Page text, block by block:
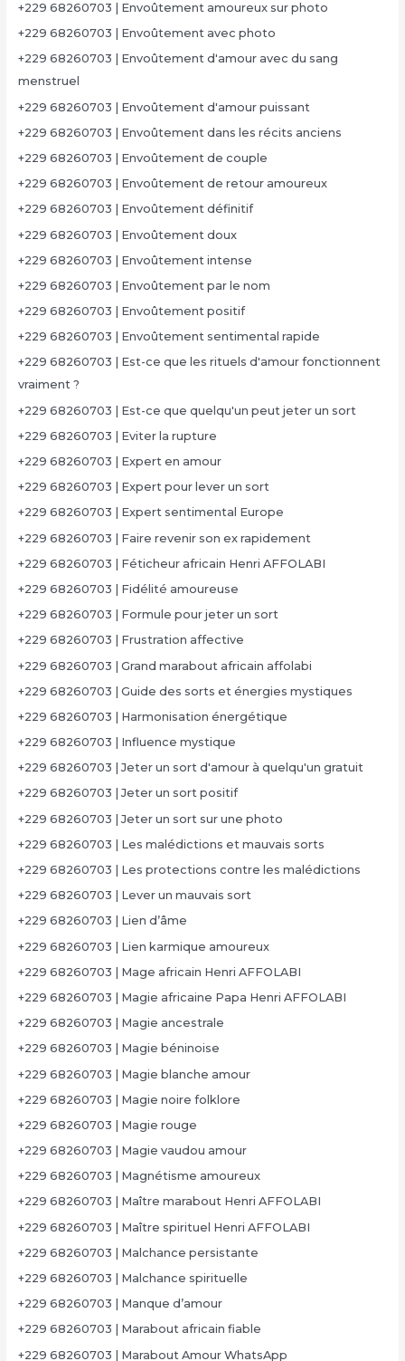
+229 68260703 | Envoûtement amoureux sur photo
+229 68260703 | Envoûtement avec photo
+229 68260703 | Envoûtement d'amour avec du sang
menstruel
+229 68260703 | Envoûtement d'amour puissant
+229 68260703 | Envoûtement dans les récits anciens
+229 68260703 | Envoûtement de couple
+229 68260703 | Envoûtement de retour amoureux
+229 68260703 | Envoûtement définitif
+229 68260703 | Envoûtement doux
+229 68260703 | Envoûtement intense
+229 68260703 | Envoûtement par le nom
+229 68260703 | Envoûtement positif
+229 68260703 | Envoûtement sentimental rapide
+229 68260703 | Est-ce que les rituels d'amour fonctionnent
vraiment ?
+229 68260703 | Est-ce que quelqu'un peut jeter un sort
+229 68260703 | Eviter la rupture
+229 68260703 | Expert en amour
+229 68260703 | Expert pour lever un sort
+229 68260703 | Expert sentimental Europe
+229 68260703 | Faire revenir son ex rapidement
+229 68260703 | Féticheur africain Henri AFFOLABI
+229 68260703 | Fidélité amoureuse
+229 68260703 | Formule pour jeter un sort
+229 68260703 | Frustration affective
+229 68260703 | Grand marabout africain affolabi
+229 68260703 | Guide des sorts et énergies mystiques
+229 68260703 | Harmonisation énergétique
+229 68260703 | Influence mystique
+229 68260703 | Jeter un sort d'amour à quelqu'un gratuit
+229 68260703 | Jeter un sort positif
+229 68260703 | Jeter un sort sur une photo
+229 68260703 | Les malédictions et mauvais sorts
+229 68260703 | Les protections contre les malédictions
+229 68260703 | Lever un mauvais sort
+229 68260703 | Lien d’âme
+229 68260703 | Lien karmique amoureux
+229 68260703 | Mage africain Henri AFFOLABI
+229 68260703 | Magie africaine Papa Henri AFFOLABI
+229 68260703 | Magie ancestrale
+229 68260703 | Magie béninoise
+229 68260703 | Magie blanche amour
+229 68260703 | Magie noire folklore
+229 68260703 | Magie rouge
+229 68260703 | Magie vaudou amour
+229 68260703 | Magnétisme amoureux
+229 68260703 | Maître marabout Henri AFFOLABI
+229 68260703 | Maître spirituel Henri AFFOLABI
+229 68260703 | Malchance persistante
+229 68260703 | Malchance spirituelle
+229 68260703 | Manque d’amour
+229 68260703 | Marabout africain fiable
+229 68260703 | Marabout Amour WhatsApp